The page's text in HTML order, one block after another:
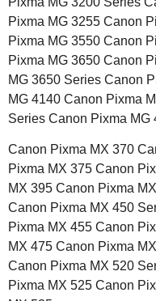
Pixma MG 3255 Canon
Pixma MG 3550 Canon
Pixma MG 3650 Canon
MG 3650 Series Canon
MG 4140 Canon Pixma
Series Canon Pixma MG
Canon Pixma MX 370
Pixma MX 375 Canon
MX 395 Canon Pixma
Canon Pixma MX 450
Pixma MX 455 Canon
MX 475 Canon Pixma
Canon Pixma MX 520
Pixma MX 525 Canon